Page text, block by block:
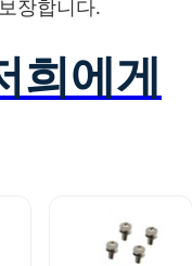
장합니다.
희에게